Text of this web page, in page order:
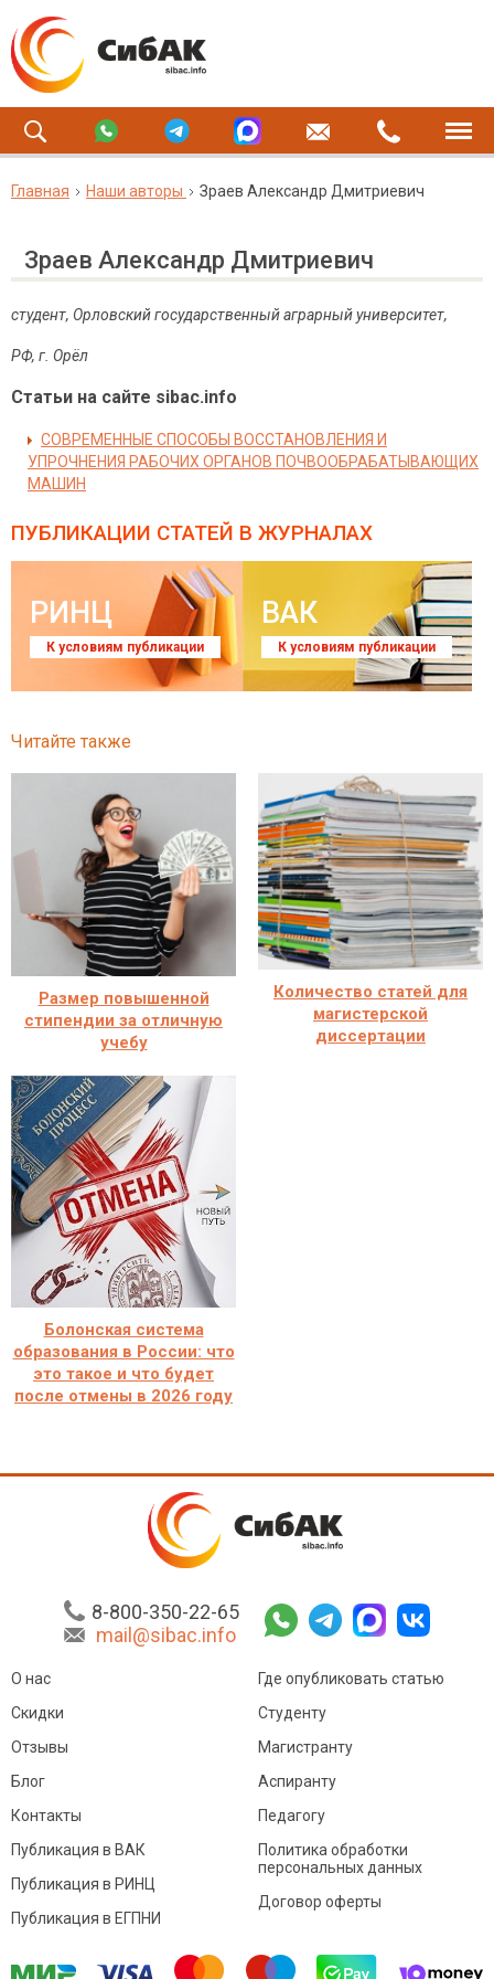
Главная Наши авторы Зраев Александр Дмитриевич
Зраев Александр Дмитриевич
студент, Орловский государственный аграрный университет,
РФ, г. Орёл
Статьи на сайте sibac.info
СОВРЕМЕННЫЕ СПОСОБЫ ВОССТАНОВЛЕНИЯ И
УПРОЧНЕНИЯ РАБОЧИХ ОРГАНОВ ПОЧВООБРАБАТЫВАЮЩИХ
МАШИН
ПУБЛИКАЦИИ СТАТЕЙ В ЖУРНАЛАХ
РИНЦ
К условиям публикации
ВАК
К условиям публикации
Читайте также
Размер повышенной
стипендии за отличную
учебу
Количество статей для
магистерской
диссертации
Болонская система
образования в России: что
это такое и что будет
после отмены в 2026 году
8-800-350-22-65
mail@sibac.info
О нас
Скидки
Отзывы
Блог
Контакты
Где опубликовать статью
Студенту
Магистранту
Аспиранту
Педагогу
Публикация в ВАК
Публикация в РИНЦ
Публикация в ЕГПНИ
Политика обработки
персональных данных
Договор оферты